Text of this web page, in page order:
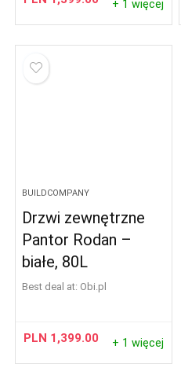
+ 1 więcej
BUILDCOMPANY
Drzwi zewnętrzne
Pantor Rodan –
białe, 80L
Best deal at: obi.pl
PLN 1,399.00 + 1 więcej